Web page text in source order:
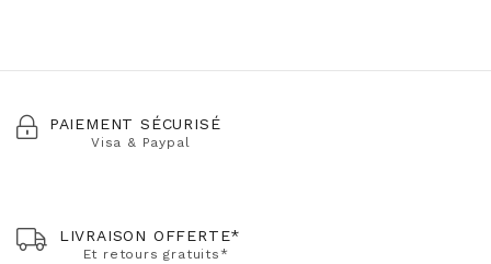
PAIEMENT SÉCURISÉ
Visa & Paypal
LIVRAISON OFFERTE*
Et retours gratuits*